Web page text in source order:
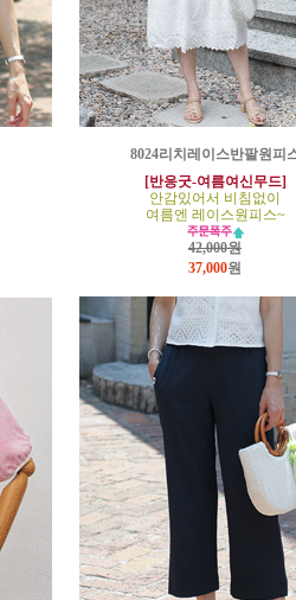
8024리치레이스반팔원피
[반응굿-여름여신무드]
안감있어서 비침없이
여름엔 레이스원피스~
42,000원
37,000원